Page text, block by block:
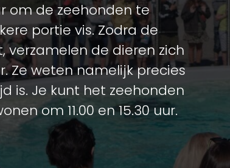
om de zeehonden te
portie vis. Zodra de
verzamelen de dieren zich
Ze weten namelijk precies
is. Je kunt het zeehonden
om 11.00 en 15.30 uur.